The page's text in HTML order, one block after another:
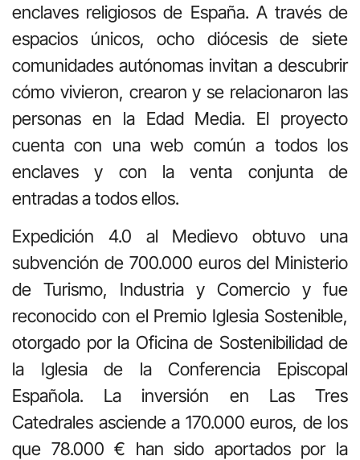
enclaves religiosos de España. A través de
espacios únicos, ocho diócesis de siete
comunidades autónomas invitan a descubrir
cómo vivieron, crearon y se relacionaron las
personas en la Edad Media. El proyecto
cuenta con una web común a todos los
enclaves y con la venta conjunta de
entradas a todos ellos.
Expedición 4.0 al Medievo obtuvo una
subvención de 700.000 euros del Ministerio
de Turismo, Industria y Comercio y fue
reconocido con el Premio Iglesia Sostenible,
otorgado por la Oficina de Sostenibilidad de
la Iglesia de la Conferencia Episcopal
Española. La inversión en Las Tres
Catedrales asciende a 170.000 euros, de los
que 78.000 € han sido aportados por la